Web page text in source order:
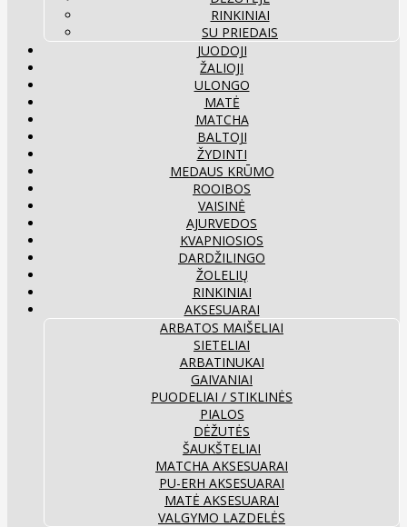
RINKINIAI
SU PRIEDAIS
JUODOJI
ŽALIOJI
ULONGO
MATĖ
MATCHA
BALTOJI
ŽYDINTI
MEDAUS KRŪMO
ROOIBOS
VAISINĖ
AJURVEDOS
KVAPNIOSIOS
DARDŽILINGO
ŽOLELIŲ
RINKINIAI
AKSESUARAI
ARBATOS MAIŠELIAI
SIETELIAI
ARBATINUKAI
GAIVANIAI
PUODELIAI / STIKLINĖS
PIALOS
DĖŽUTĖS
ŠAUKŠTELIAI
MATCHA AKSESUARAI
PU-ERH AKSESUARAI
MATĖ AKSESUARAI
VALGYMO LAZDELĖS